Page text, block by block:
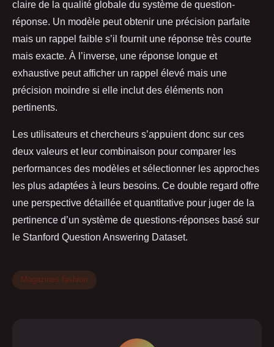
claire de la qualité globale du système de question-
réponse. Un modèle peut obtenir une précision parfaite
mais un rappel faible s’il fournit une réponse très courte
mais exacte. À l’inverse, une réponse longue et
exhaustive peut afficher un rappel élevé mais une
précision moindre si elle inclut des éléments non
pertinents.
Les utilisateurs et chercheurs s’appuient donc sur ces
deux valeurs et leur combinaison pour comparer les
performances des modèles et sélectionner les approches
les plus adaptées à leurs besoins. Ce double regard offre
une perspective détaillée et quantitative pour juger de la
pertinence d’un système de questions-réponses basé sur
le Stanford Question Answering Dataset.
Magazines fashion